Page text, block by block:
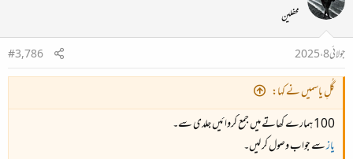
محفلین
جولائی 8، 2025
#3,786
گُلِ یاسمیں نے کہا:
100 ہمارے کھاتے میں جمع کروائیں جلدی سے۔
یازسے جواب وصول کر لیں۔